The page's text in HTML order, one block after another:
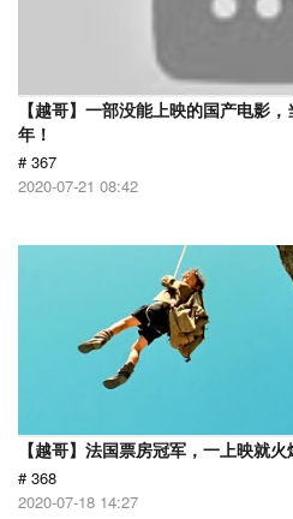
【越哥】一部没能上映的国产电影
年！
# 367
2020-07-21 08:42
【越哥】法国票房冠军，一上映就
# 368
2020-07-18 14:27